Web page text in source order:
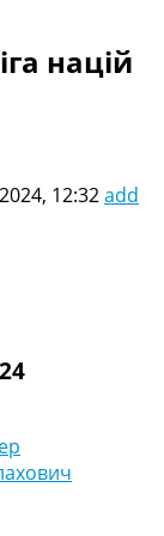
націй
12:32add